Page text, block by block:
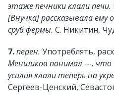
этаже печники клали печи.
[Внучка] рассказывала ему
сруб фермы. С. Никитин,
7.перен. Употреблять,
Меншиков понимал ---, что
усилия клали теперь на
Сергеев-Ценский,